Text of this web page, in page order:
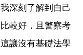
深刻了解到自己
較好，且警察考
讓沒有基礎法學